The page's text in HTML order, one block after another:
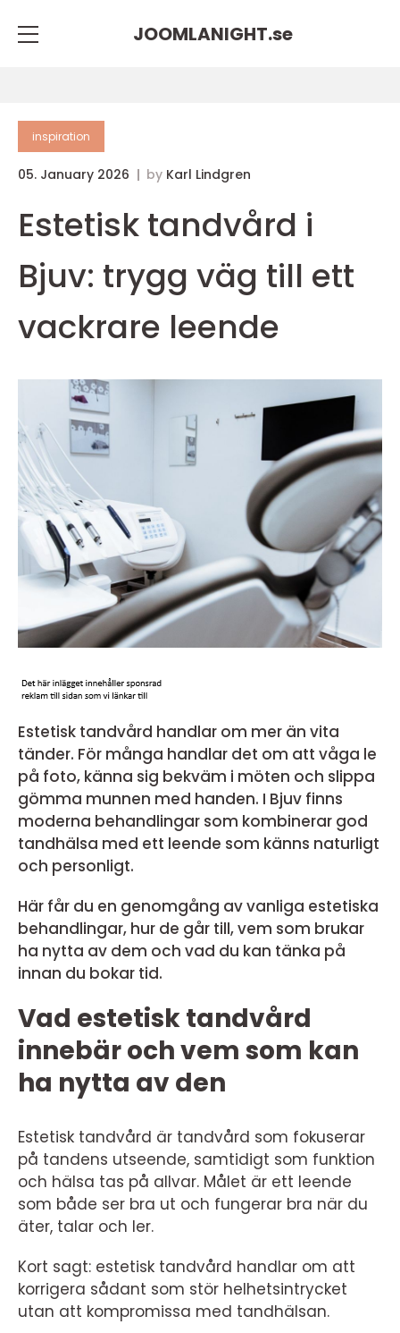
JOOMLANIGHT.se
inspiration
05. January 2026 by Karl Lindgren
Estetisk tandvård i
Bjuv: trygg väg till ett
vackrare leende
Estetisk tandvård handlar om mer än vita
tänder. För många handlar det om att våga le
på foto, känna sig bekväm i möten och slippa
gömma munnen med handen. I Bjuv finns
moderna behandlingar som kombinerar god
tandhälsa med ett leende som känns naturligt
och personligt.
Här får du en genomgång av vanliga estetiska
behandlingar, hur de går till, vem som brukar
ha nytta av dem och vad du kan tänka på
innan du bokar tid.
Vad estetisk tandvård
innebär och vem som kan
ha nytta av den
Estetisk tandvård är tandvård som fokuserar
på tandens utseende, samtidigt som funktion
och hälsa tas på allvar. Målet är ett leende
som både ser bra ut och fungerar bra när du
äter, talar och ler.
Kort sagt: estetisk tandvård handlar om att
korrigera sådant som stör helhetsintrycket
utan att kompromissa med tandhälsan.